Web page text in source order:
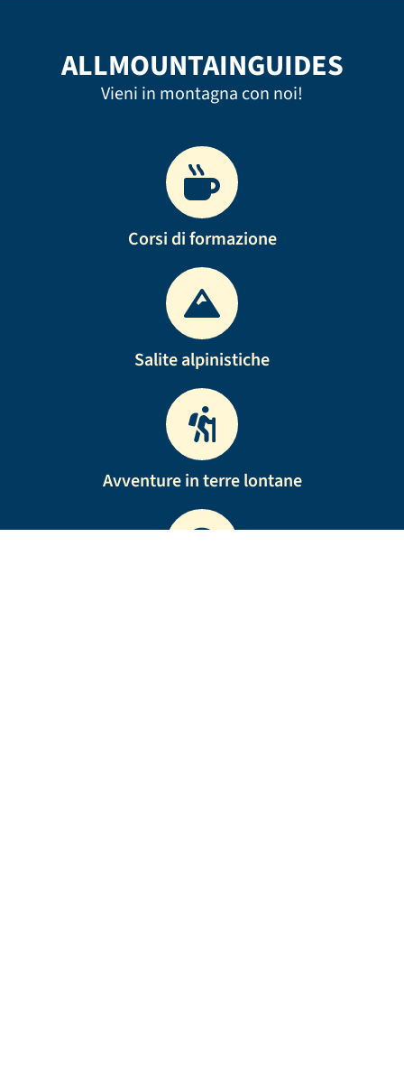
ALLMOUNTAINGUIDES
Vieni in montagna con noi!
Corsi di formazione
Salite alpinistiche
Avventure in terre lontane